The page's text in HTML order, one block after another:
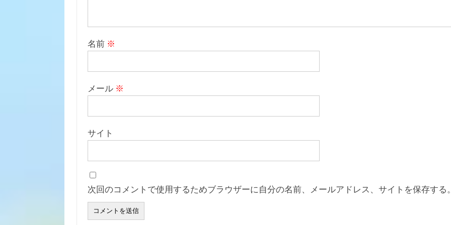
名前 ※
メール ※
サイト
次回のコメントで使用するためブラウザーに自分の名前、メールアドレス、サイトを保存する